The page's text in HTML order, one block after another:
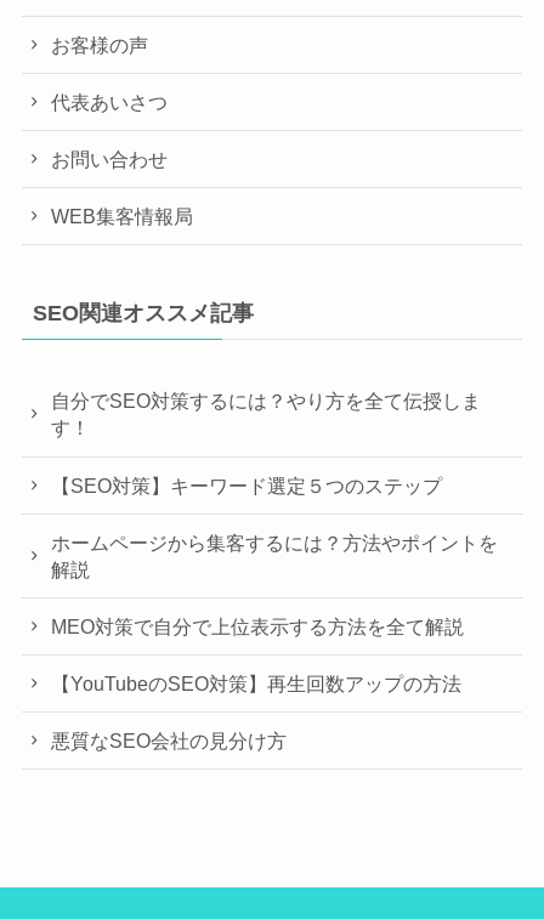
お客様の声
代表あいさつ
お問い合わせ
WEB集客情報局
SEO関連オススメ記事
自分でSEO対策するには？やり方を全て伝授しま
す！
【SEO対策】キーワード選定５つのステップ
ホームページから集客するには？方法やポイントを
解説
MEO対策で自分で上位表示する方法を全て解説
【YouTubeのSEO対策】再生回数アップの方法
悪質なSEO会社の見分け方